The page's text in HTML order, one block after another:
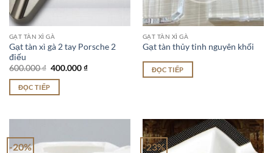
GẠT TÀN XÌ GÀ
Gạt tàn xì gà 2 tay Porsche 2
điếu
600.000₫ Giá
là:
400.000₫Giá
ĐỌC TIẾP
GẠT TÀN XÌ GÀ
Gạt tàn thủy tinh nguyên khối
ĐỌC TIẾP
-20% -23%